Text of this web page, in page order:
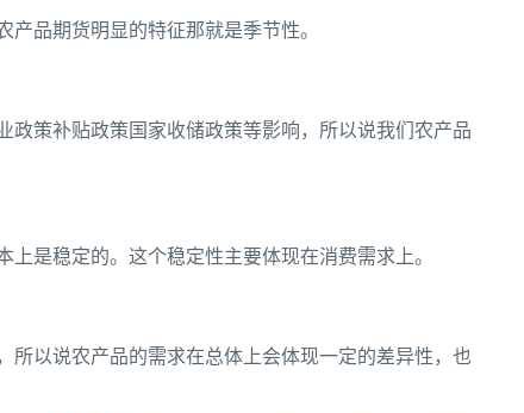
品期货明显的特征那就是季节性。
策补贴政策国家收储政策等影响，所以说我们农产品
是稳定的。这个稳定性主要体现在消费需求上。
所以说农产品的需求在总体上会体现一定的差异性，也